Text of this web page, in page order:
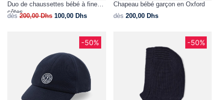
Duo de chaussettes bébé à fines
côtes
dès 200,00Dhs 100,00 Dhs
Chapeau bébé garçon en Oxford
dès 200,00 Dhs
-50% -50%